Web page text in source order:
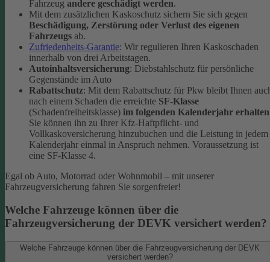
Fahrzeug andere geschädigt werden.
Mit dem zusätzlichen Kaskoschutz sichern Sie sich gegen
Beschädigung, Zerstörung oder Verlust des eigenen
Fahrzeugs ab.
Zufriedenheits-Garantie: Wir regulieren Ihren Kaskoschaden
innerhalb von drei Arbeitstagen.
Autoinhaltsversicherung: Diebstahlschutz für persönliche
Gegenstände im Auto
Rabattschutz: Mit dem Rabattschutz für Pkw bleibt Ihnen
nach einem Schaden die erreichte SF-Klasse
(Schadenfreiheitsklasse) im folgenden Kalenderjahr erhalten
Sie können ihn zu Ihrer Kfz-Haftpflicht- und
Vollkaskoversicherung hinzubuchen und die Leistung in jedem
Kalenderjahr einmal in Anspruch nehmen. Voraussetzung ist
eine SF-Klasse 4.
Egal ob Auto, Motorrad oder Wohnmobil – mit unserer
Fahrzeugversicherung fahren Sie sorgenfreier!
Welche Fahrzeuge können über die
Fahrzeugversicherung der DEVK versichert werden?
Welche Fahrzeuge können über die Fahrzeugversicherung der DEVK
versichert werden?